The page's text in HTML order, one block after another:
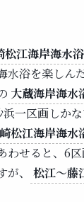
松江海岸海水
水浴を楽しん
大蔵海岸海水
一区画しか
松江海岸海水
わせると、6
、
松江～藤